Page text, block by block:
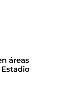
áreas